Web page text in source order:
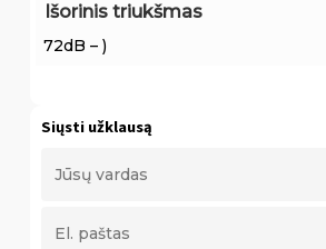
Išorinis triukšmas
72dB – )
Siųsti užklausą